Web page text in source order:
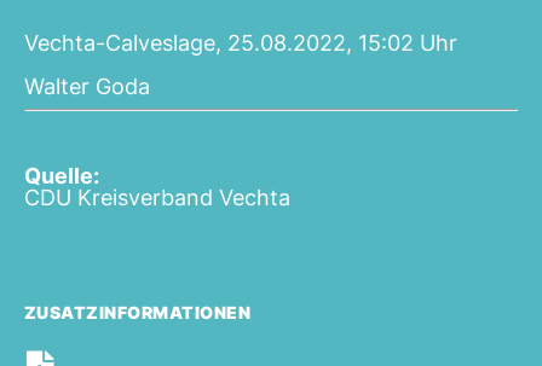
Vechta-Calveslage, 25.08.2022, 15:02 Uhr
Walter Goda
Quelle:
CDU Kreisverband Vechta
ZUSATZINFORMATIONEN